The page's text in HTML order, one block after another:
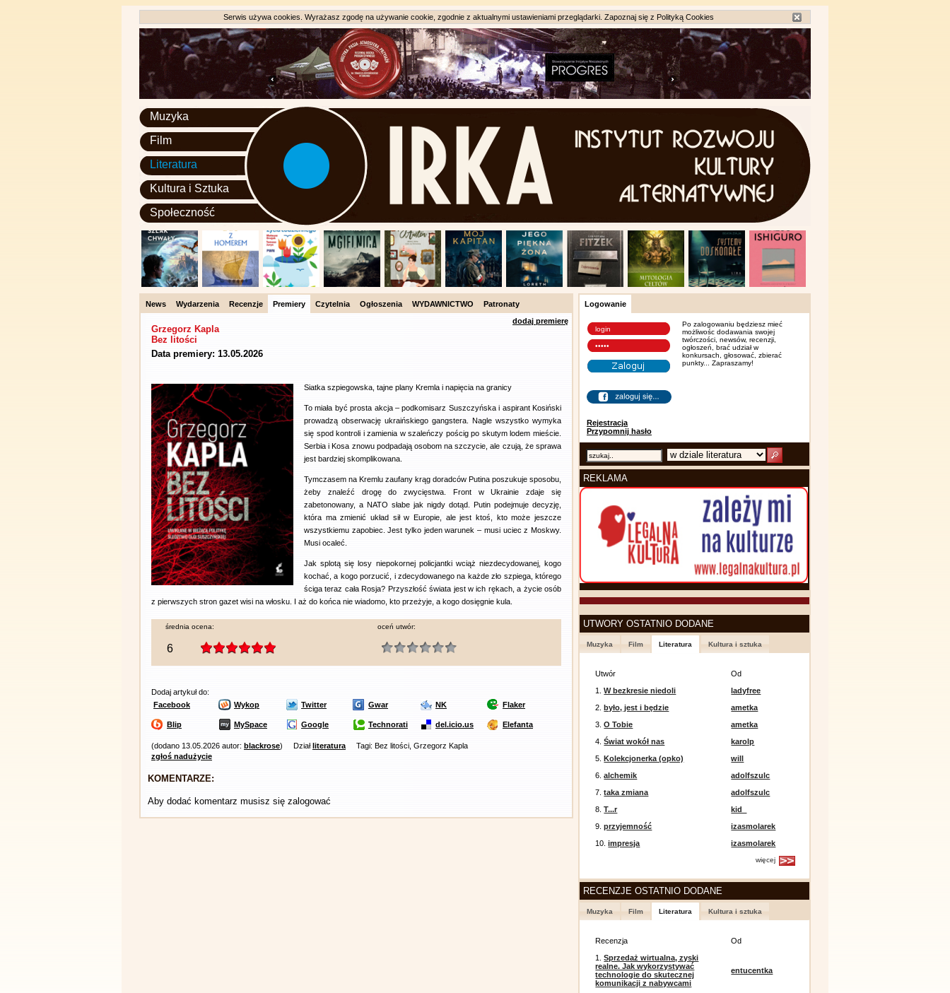
Serwis używa cookies. Wyrażasz zgodę na używanie cookie, zgodnie z aktualnymi ustawieniami przeglądarki. Zapoznaj się z Polityką Cookies
Muzyka
Film
Literatura
Kultura i Sztuka
Społeczność
News Wydarzenia Recenzje Premiery Czytelnia Ogłoszenia WYDAWNICTWO
Patronaty
dodaj premierę
Grzegorz Kapla
Bez litości
Data premiery: 13.05.2026
Siatka szpiegowska, tajne plany Kremla i napięcia na granicy
To miała być prosta akcja – podkomisarz Suszczyńska i aspirant Kosiński
prowadzą obserwację ukraińskiego gangstera. Nagle wszystko wymyka
się spod kontroli i zamienia w szaleńczy pościg po skutym lodem mieście.
Serbia i Kosa znowu podpadają osobom na szczycie, ale czują, że sprawa
jest bardziej skomplikowana.
Tymczasem na Kremlu zaufany krąg doradców Putina poszukuje sposobu,
żeby znaleźć drogę do zwycięstwa. Front w Ukrainie zdaje się
zabetonowany, a NATO słabe jak nigdy dotąd. Putin podejmuje decyzję,
która ma zmienić układ sił w Europie, ale jest ktoś, kto może jeszcze
wszystkiemu zapobiec. Jest tylko jeden warunek – musi uciec z Moskwy.
Musi ocaleć.
Jak splotą się losy niepokornej policjantki wciąż niezdecydowanej, kogo
kochać, a kogo porzucić, i zdecydowanego na każde zło szpiega, którego
ściga teraz cała Rosja? Przyszłość świata jest w ich rękach, a życie osób
z pierwszych stron gazet wisi na włosku. I aż do końca nie wiadomo, kto przeżyje, a kogo dosięgnie kula.
średnia ocena:
6
oceń utwór:
Dodaj artykuł do:
Facebook
Wykop Twitter Gwar NK Flaker
Blip MySpace Google Technorati del.icio.us Elefanta
(dodano 13.05.2026 autor: blackrose) Działliteratura
Tagi: Bez litości, Grzegorz Kapla
zgłoś nadużycie
KOMENTARZE:
Aby dodać komentarz musisz się zalogować
Logowanie
Rejestracja
Przypomnij hasło
Po zalogowaniu będziesz mieć
możliwośc dodawania swojej
twórczości, newsów, recenzji,
ogłoszeń, brać udział w
konkursach, głosować, zbierać
punkty... Zapraszamy!
REKLAMA
UTWORY OSTATNIO DODANE
Muzyka Film Literatura Kultura i sztuka
Utwór
Od
1.W bezkresie niedoli
ladyfree
2.było, jest i będzie
ametka
3.O Tobie
ametka
4.Świat wokół nas
karolp
5.Kolekcjonerka (opko)
will
6.alchemik
adolfszulc
7.taka zmiana
adolfszulc
8.T...r
kid_
9.przyjemność
izasmolarek
10.impresja izasmolarek
więcej
RECENZJE OSTATNIO DODANE
Muzyka Film Literatura Kultura i sztuka
Recenzja
Od
1.Sprzedaż wirtualna, zyski
realne. Jak wykorzystywać
technologie do skutecznej
komunikacji z nabywcami
entucentka